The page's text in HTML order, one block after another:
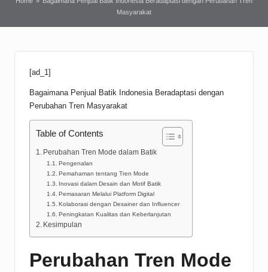
Masyarakat
[ad_1]
Bagaimana Penjual Batik Indonesia Beradaptasi dengan
Perubahan Tren Masyarakat
Table of Contents
Perubahan Tren Mode dalam Batik
Pengenalan
Pemahaman tentang Tren Mode
Inovasi dalam Desain dan Motif Batik
Pemasaran Melalui Platform Digital
Kolaborasi dengan Desainer dan Influencer
Peningkatan Kualitas dan Keberlanjutan
Kesimpulan
Perubahan Tren Mode